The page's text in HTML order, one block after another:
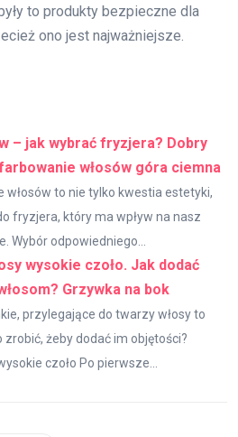
to produkty bezpieczne dla
ono jest najważniejsze.
– jak wybrać fryzjera? Dobry
włosów góra ciemna
włosów to nie tylko kwestia estetyki,
fryzjera, który ma wpływ na nasz
Wybór odpowiedniego...
wysokie czoło. Jak dodać
Grzywka na bok
przylegające do twarzy włosy to
żeby dodać im objętości?
czoło Po pierwsze...